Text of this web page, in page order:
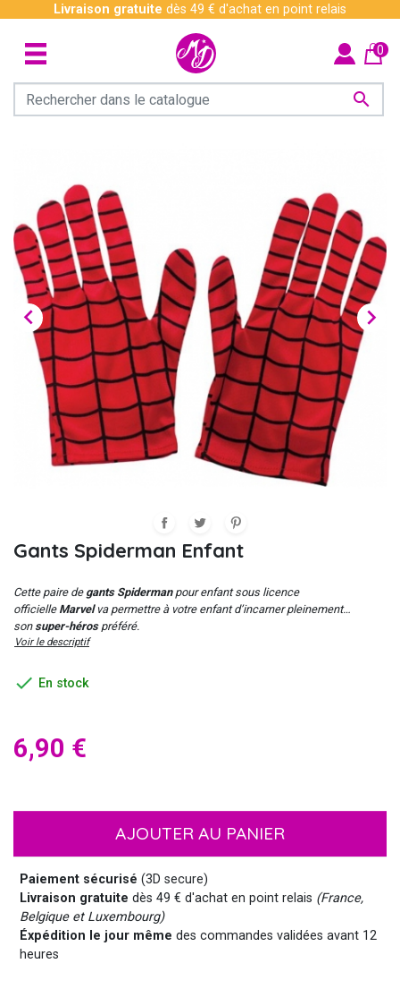
Livraison gratuite dès 49 € d'achat en point relais

0
 
Gants Spiderman Enfant
Cette paire de gants Spidermanpour enfant sous licence
officielle Marvelva permettre à votre enfant d’incarner pleinement
sonsuper-hérospréféré.
Voir le descriptif
 En stock
6,90 €
AJOUTER AU PANIER
Paiement sécurisé (3D secure)
Livraison gratuite dès 49 € d'achat en point relais (France,
Belgique et Luxembourg)
Éxpédition le jour même des commandes validées avant 12
heures